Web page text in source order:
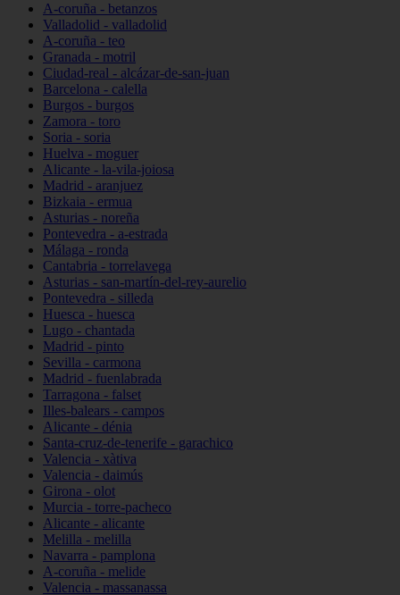
A-coruña - betanzos
Valladolid - valladolid
A-coruña - teo
Granada - motril
Ciudad-real - alcázar-de-san-juan
Barcelona - calella
Burgos - burgos
Zamora - toro
Soria - soria
Huelva - moguer
Alicante - la-vila-joiosa
Madrid - aranjuez
Bizkaia - ermua
Asturias - noreña
Pontevedra - a-estrada
Málaga - ronda
Cantabria - torrelavega
Asturias - san-martín-del-rey-aurelio
Pontevedra - silleda
Huesca - huesca
Lugo - chantada
Madrid - pinto
Sevilla - carmona
Madrid - fuenlabrada
Tarragona - falset
Illes-balears - campos
Alicante - dénia
Santa-cruz-de-tenerife - garachico
Valencia - xàtiva
Valencia - daimús
Girona - olot
Murcia - torre-pacheco
Alicante - alicante
Melilla - melilla
Navarra - pamplona
A-coruña - melide
Valencia - massanassa